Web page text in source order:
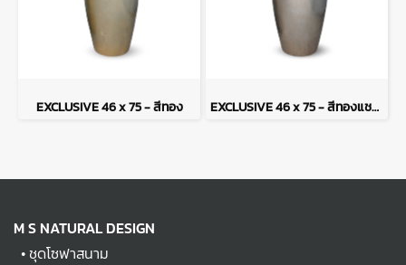
EXCLUSIVE 46 x 75 - สีทอง EXCLUSIVE 46 x 75 - สีทองแชมเปญ
M S NATURAL DESIGN
•ชุดโซฟาสนาม